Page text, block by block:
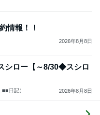
情報！！
2026年8月8日
シロー【～8/30◆スシロ
日記） 2026年8月8日